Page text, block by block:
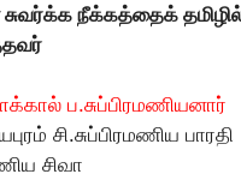
சுவர்க்க நீக்கத்தைக்
ப.சுப்பிரமணியனார்
சி.சுப்பிரமணிய பாரதி
சிவா